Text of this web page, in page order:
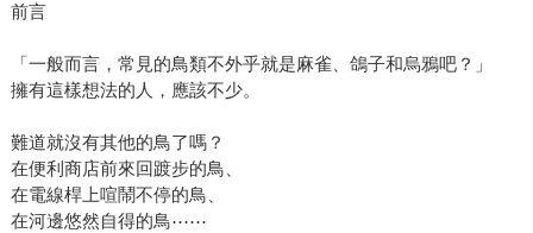
前言
「一般而言，常見的鳥類不外乎就是麻雀、鴿子和烏鴉吧？」
擁有這樣想法的人，應該不少。
難道就沒有其他的鳥了嗎？
在便利商店前來回踱步的鳥、
在電線桿上喧鬧不停的鳥、
在河邊悠然自得的鳥⋯⋯